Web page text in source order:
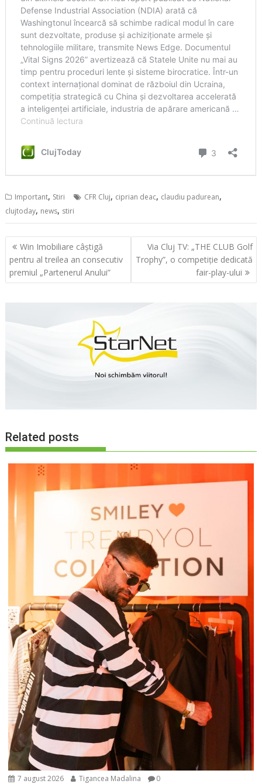
Important, Stiri CFR Cluj, ciprian deac, claudiu padurean,
clujtoday, news, stiri
Navigare
în
articole
Win Imobiliare câștigă
pentru al treilea an consecutiv
premiul „Partenerul Anului”
Via Cluj TV: „THE CLUB Golf
Trophy”, o competiție dedicată
fair-play-ului
Related posts
7 august 2026 Tigancea Madalina 0